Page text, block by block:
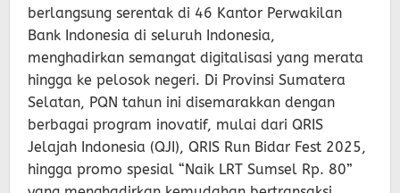
berlangsung serentak di 46 Kantor Perwakilan
Bank Indonesia di seluruh Indonesia,
menghadirkan semangat digitalisasi yang merata
hingga ke pelosok negeri. Di Provinsi Sumatera
Selatan, PQN tahun ini disemarakkan dengan
berbagai program inovatif, mulai dari QRIS
Jelajah Indonesia (QJI), QRIS Run Bidar Fest 2025,
hingga promo spesial “Naik LRT Sumsel Rp. 80”